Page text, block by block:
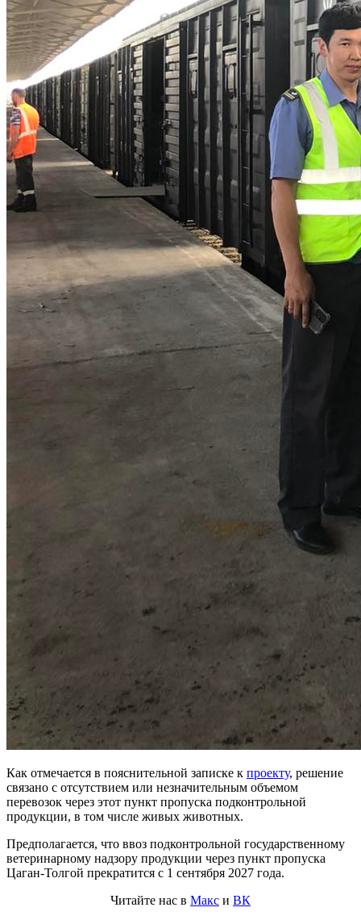
Как отмечается в пояснительной записке к проекту, решение
связано с отсутствием или незначительным объемом
перевозок через этот пункт пропуска подконтрольной
продукции, в том числе живых животных.
Предполагается, что ввоз подконтрольной государственному
ветеринарному надзору продукции через пункт пропуска
Цаган-Толгой прекратится с 1 сентября 2027 года.
Читайте нас в Макс и ВК